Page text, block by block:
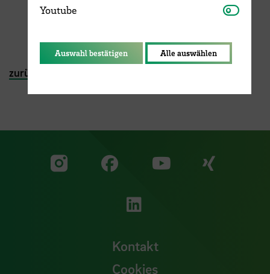
zurück
Zu unserer Facebook
Zu
Zu unserer
Kontakt
Cookies
Youtube Youtube
Auswahl bestätigen Alle auswählen